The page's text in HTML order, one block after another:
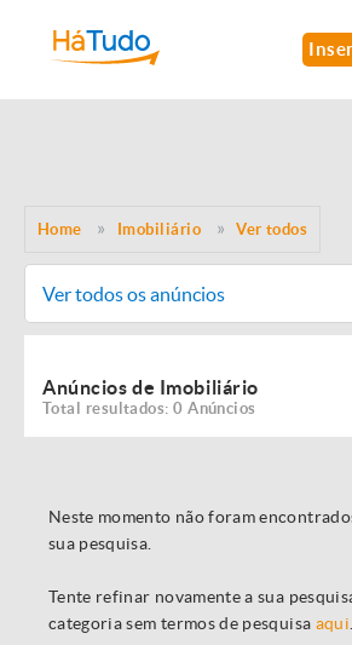
Home Imobiliário Ver todos
Ver todos os anúncios
Anúncios de Imobiliário
Total resultados: 0 Anúncios
Neste momento não foram
sua pesquisa.
Tente refinar novamente a sua
categoria sem termos de pesquisa aqui